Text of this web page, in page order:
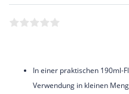
In einer praktischen 190ml-
Verwendung in kleinen